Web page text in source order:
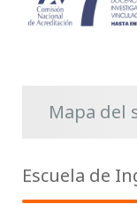
Mapa del
Escuela de